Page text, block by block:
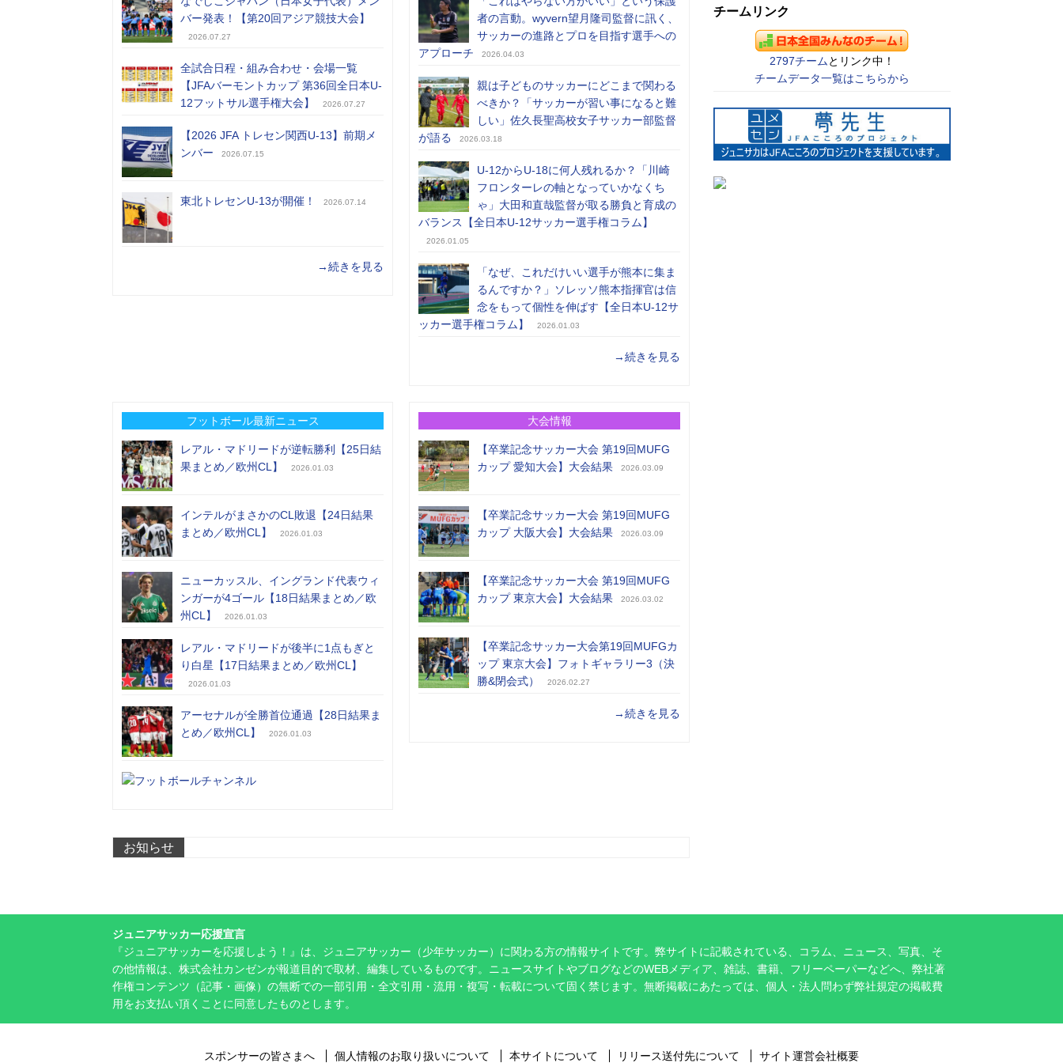
バー発表！【第20回アジア競技大会】
2026.07.27
全試合日程・組み合わせ・会場一覧
【JFAバーモントカップ 第36回全日本U-
12フットサル選手権大会】
2026.07.27
【2026 JFA トレセン関西U-13】前期メ
ンバー
2026.07.15
東北トレセンU-13が開催！ 2026.07.14
→続きを見る
者の言動。wyvern望月隆司監督に訊く、
サッカーの進路とプロを目指す選手への
アプローチ
2026.04.03
親は子どものサッカーにどこまで関わる
べきか？「サッカーが習い事になると難
しい」佐久長聖高校女子サッカー部監督
が語る
2026.03.18
U-12からU-18に何人残れるか？「川崎
フロンターレの軸となっていかなくち
ゃ」大田和直哉監督が取る勝負と育成の
バランス【全日本U-12サッカー選手権コラム】
2026.01.05
「なぜ、これだけいい選手が熊本に集ま
るんですか？」ソレッソ熊本指揮官は信
念をもって個性を伸ばす【全日本U-12サ
ッカー選手権コラム】
2026.01.03
→続きを見る
フットボール最新ニュース
レアル・マドリードが逆転勝利【25日結
果まとめ／欧州CL】
2026.01.03
インテルがまさかのCL敗退【24日結果
まとめ／欧州CL】
2026.01.03
ニューカッスル、イングランド代表ウィ
ンガーが4ゴール【18日結果まとめ／欧
州CL】
2026.01.03
レアル・マドリードが後半に1点もぎと
り白星【17日結果まとめ／欧州CL】
2026.01.03
アーセナルが全勝首位通過【28日結果ま
とめ／欧州CL】
2026.01.03
大会情報
【卒業記念サッカー大会 第19回MUFG
カップ 愛知大会】大会結果
2026.03.09
【卒業記念サッカー大会 第19回MUFG
カップ 大阪大会】大会結果
2026.03.09
【卒業記念サッカー大会 第19回MUFG
カップ 東京大会】大会結果
2026.03.02
【卒業記念サッカー大会第19回MUFGカ
ップ 東京大会】フォトギャラリー3（決
勝&閉会式）
2026.02.27
→続きを見る
お知らせ
チームリンク
2797チーム とリンク中！
チームデータ一覧はこちらから
ジュニアサッカー応援宣言
『ジュニアサッカーを応援しよう！』は、ジュニアサッカー（少年サッカー）に関わる方の情報サイトです。弊サイトに記載されている、コラム、ニュース、写真、そ
の他情報は、株式会社カンゼンが報道目的で取材、編集しているものです。ニュースサイトやブログなどのWEBメディア、雑誌、書籍、フリーペーパーなどへ、弊社著
作権コンテンツ（記事・画像）の無断での一部引用・全文引用・流用・複写・転載について固く禁じます。無断掲載にあたっては、個人・法人問わず弊社規定の掲載費
用をお支払い頂くことに同意したものとします。
スポンサーの皆さまへ 個人情報のお取り扱いについて 本サイトについて リリース送付先について サイト運営会社概要